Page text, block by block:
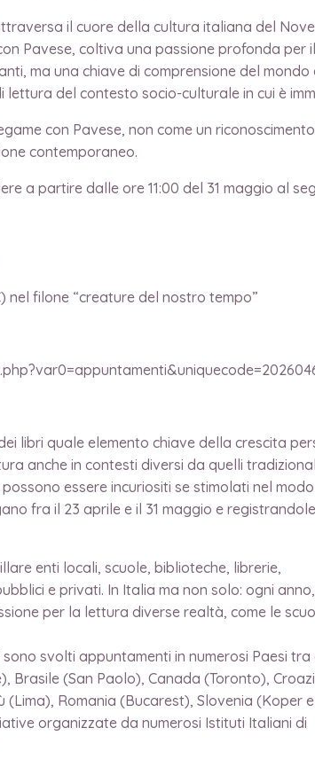
il cuore della cultura italiana del
Pavese, coltiva una passione profonda
ma una chiave di comprensione del mondo
del contesto socio-culturale in cui è
con Pavese, non come un
contemporaneo.
a partire dalle ore 11:00 del 31 maggio al
nel filone “creature del nostro tempo”
libri quale elemento chiave della crescita
anche in contesti diversi da quelli
essere incuriositi se stimolati nel
fra il 23 aprile e il 31 maggio e
enti locali, scuole, biblioteche, librerie,
e privati. In Italia ma non solo: ogni
per la lettura diverse realtà, come le
svolti appuntamenti in numerosi Paesi tra
Brasile (San Paolo), Canada (Toronto),
Romania (Bucarest), Slovenia (Koper
organizzate da numerosi Istituti Italiani di